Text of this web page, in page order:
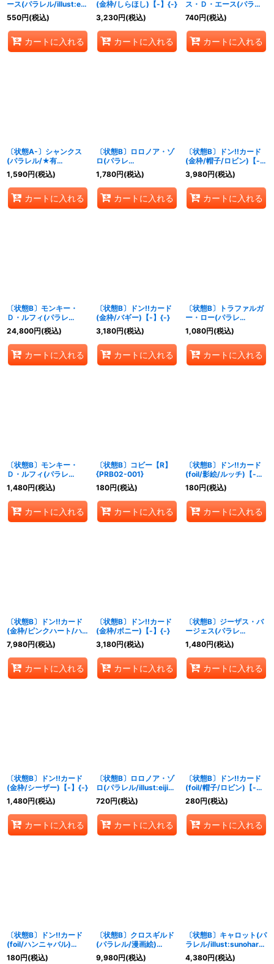
ース(パラレル/illust:eiji
kaneda)【UC/P】
{OP09-014}
550円(税込)
カートに入れる
(金枠/しらほし)【-】{-}
3,230円(税込)
カートに入れる
ス・Ｄ・エース(パラレ
ル/illust:Minato
Sashima)【R/P】
{PRB02-018}
740円(税込)
カートに入れる
〔状態A-〕シャンクス
(パラレル/★有
り/illust:Nijihayashi)
【SR/P】{ST16-004}
1,590円(税込)
カートに入れる
〔状態B〕ロロノア・ゾ
ロ(パラレ
ル/illust:Morechand)
【R/P】{OP09-076}
1,780円(税込)
カートに入れる
〔状態B〕ドン!!カード
(金枠/帽子/ロビン)【-】
{-}
3,980円(税込)
カートに入れる
〔状態B〕モンキー・
Ｄ・ルフィ(パラレ
ル/illust:Makitoshi)
【SP】{EB02-061}
24,800円(税込)
カートに入れる
〔状態B〕ドン!!カード
(金枠/バギー)【-】{-}
3,180円(税込)
カートに入れる
〔状態B〕トラファルガ
ー・ロー(パラレ
ル/illust:AKIRA
EGAWA)【SR/P】
{PRB02-002}
1,080円(税込)
カートに入れる
〔状態B〕モンキー・
Ｄ・ルフィ(パラレ
ル/illust:otton)
【SR/P】{PRB02-005}
1,480円(税込)
カートに入れる
〔状態B〕コビー【R】
{PRB02-001}
180円(税込)
カートに入れる
〔状態B〕ドン!!カード
(foil/影絵/ルッチ)【-】
{-}
180円(税込)
カートに入れる
〔状態B〕ドン!!カード
(金枠/ピンクハート/ハ
ンコック)【-】{-}
7,980円(税込)
カートに入れる
〔状態B〕ドン!!カード
(金枠/ボニー)【-】{-}
3,180円(税込)
カートに入れる
〔状態B〕ジーザス・バ
ージェス(パラレ
ル/illust:kankurou)
【R/P】{OP09-086}
1,480円(税込)
カートに入れる
〔状態B〕ドン!!カード
(金枠/シーザー)【-】{-}
1,480円(税込)
カートに入れる
〔状態B〕ロロノア・ゾ
ロ(パラレル/illust:eiji
kaneda)【R/P】
{OP10-095}
720円(税込)
カートに入れる
〔状態B〕ドン!!カード
(foil/帽子/ロビン)【-】
{-}
280円(税込)
カートに入れる
〔状態B〕ドン!!カード
(foil/ハンニャバル)
【-】{-}
180円(税込)
〔状態B〕クロスギルド
(パラレル/漫画絵)
【R/P】{OP09-057}
9,980円(税込)
〔状態B〕キャロット(パ
ラレル/illust:sunohara)
【SP】{OP08-023}
4,380円(税込)